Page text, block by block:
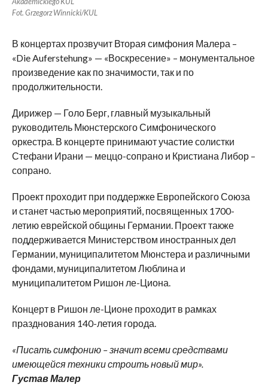
Fot. Grzegorz Winnicki/KUL
В концертах прозвучит Вторая симфония Малера –
«Die Auferstehung» — «Воскресение» – монументальное
произведение как по значимости, так и по
продолжительности.
Дирижер — Голо Берг, главный музыкальный
руководитель Мюнстерского Симфонического
оркестра. В концерте принимают участие солистки
Стефани Ирани — меццо-сопрано и Кристиана Либор –
сопрано.
Проект проходит при поддержке Европейского Союза
и станет частью мероприятий, посвященных 1700-
летию еврейской общины Германии. Проект также
поддерживается Министерством иностранных дел
Германии, муниципалитетом Мюнстера и различными
фондами, муниципалитетом Люблина и
муниципалитетом Ришон ле-Циона.
Концерт в Ришон ле-Ционе проходит в рамках
празднования 140-летия города.
«Писать симфонию – значит всеми средствами
имеющейся техники строить новый мир».
Густав Малер